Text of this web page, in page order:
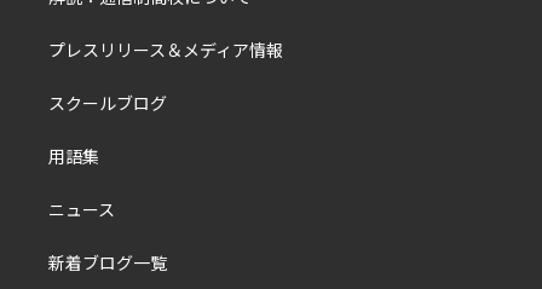
プレスリリース＆メディア情報
スクールブログ
用語集
ニュース
新着ブログ一覧